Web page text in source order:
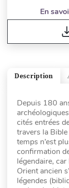
En
Description
Depuis 180
cités entrées
travers la
temps n’est
confirmation
légendaire,
Orient ancien
légendes